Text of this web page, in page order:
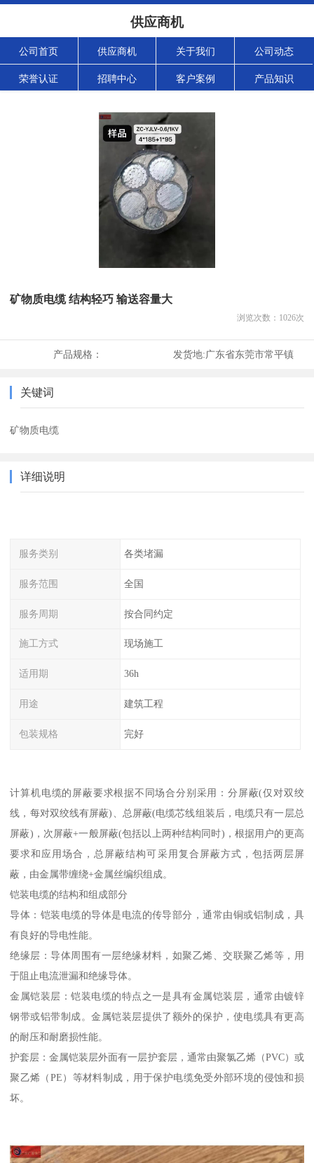
供应商机
公司首页 供应商机 关于我们 公司动态
荣誉认证 招聘中心 客户案例 产品知识
矿物质电缆 结构轻巧 输送容量大
浏览次数： 1026次
产品规格： 发货地:广东省东莞市常平镇
关键词
矿物质电缆
详细说明
服务类别 各类堵漏
服务范围 全国
服务周期 按合同约定
施工方式 现场施工
适用期 36h
用途 建筑工程
包装规格 完好
计算机电缆的屏蔽要求根据不同场合分别采用：分屏蔽(仅对双绞
线，每对双绞线有屏蔽)、总屏蔽(电缆芯线组装后，电缆只有一层总
屏蔽)，次屏蔽+一般屏蔽(包括以上两种结构同时)，根据用户的更高
要求和应用场合，总屏蔽结构可采用复合屏蔽方式，包括两层屏
蔽，由金属带缠绕+金属丝编织组成。
铠装电缆的结构和组成部分
导体：铠装电缆的导体是电流的传导部分，通常由铜或铝制成，具
有良好的导电性能。
绝缘层：导体周围有一层绝缘材料，如聚乙烯、交联聚乙烯等，用
于阻止电流泄漏和绝缘导体。
金属铠装层：铠装电缆的特点之一是具有金属铠装层，通常由镀锌
钢带或铝带制成。金属铠装层提供了额外的保护，使电缆具有更高
的耐压和耐磨损性能。
护套层：金属铠装层外面有一层护套层，通常由聚氯乙烯（PVC）或
聚乙烯（PE）等材料制成，用于保护电缆免受外部环境的侵蚀和损
坏。